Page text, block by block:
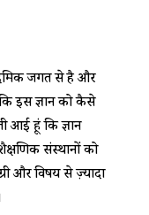
जगत से है और
कि इस ज्ञान को कैसे
आई हूं कि ज्ञान
संस्थानों को
और विषय से ज़्यादा